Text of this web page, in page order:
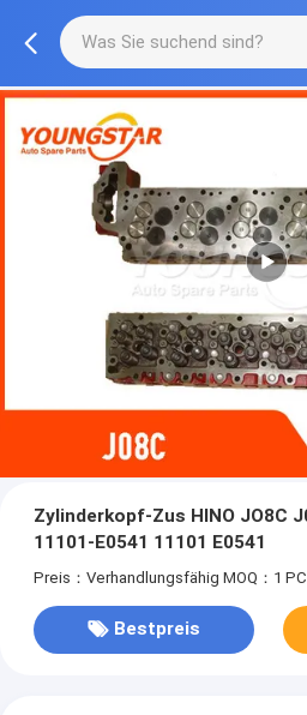
Zylinderkopf-Zus HINO JO8C
11101-E0541 11101 E0541
Preis：Verhandlungsfähig MOQ：1 PC
Bestpreis